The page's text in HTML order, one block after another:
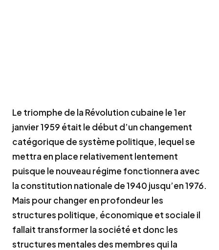
Le triomphe de la Révolution cubaine le 1er
janvier 1959 était le début d’un changement
catégorique de système politique, lequel se
mettra en place relativement lentement
puisque le nouveau régime fonctionnera avec
la constitution nationale de 1940 jusqu’en 1976.
Mais pour changer en profondeur les
structures politique, économique et sociale il
fallait transformer la société et donc les
structures mentales des membres qui la